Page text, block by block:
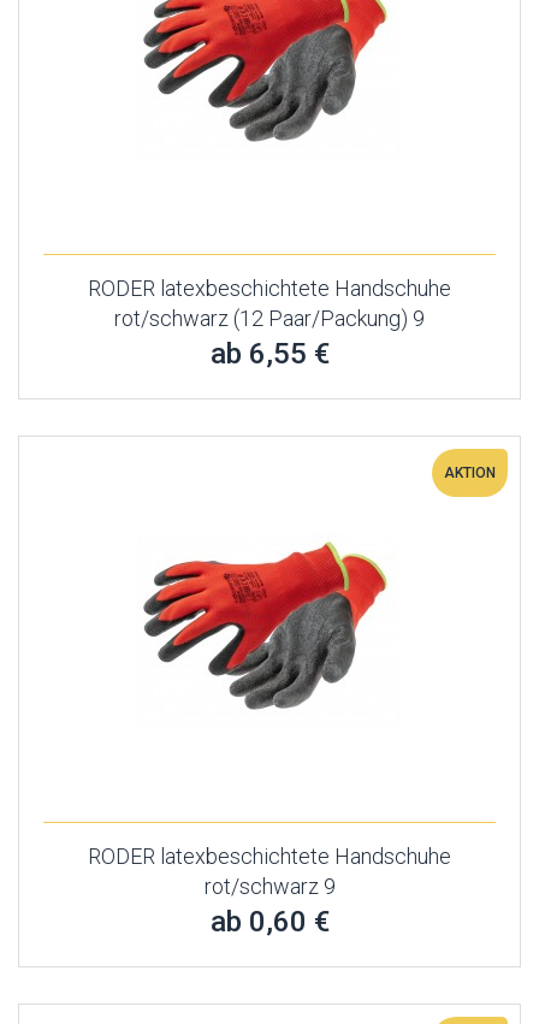
RODER latexbeschichtete Handschuhe
rot/schwarz (12 Paar/Packung) 9
ab 6,55 €
AKTION
RODER latexbeschichtete Handschuhe
rot/schwarz 9
ab 0,60 €